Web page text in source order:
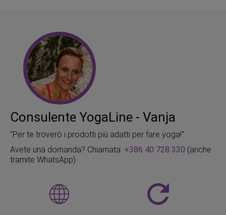
Consulente YogaLine - Vanja
"Per te troverò i prodotti più adatti per fare yoga!"
Avete una domanda? Chiamata: +386 40 728 330 (anche
tramite WhatsApp)